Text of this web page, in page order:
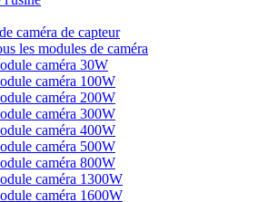
caméra de capteur
les modules de caméra
caméra 30W
caméra 100W
caméra 200W
caméra 300W
caméra 400W
caméra 500W
caméra 800W
caméra 1300W
caméra 1600W